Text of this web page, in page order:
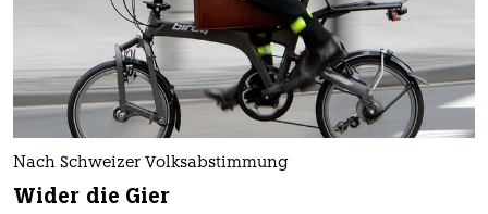
Nach Schweizer Volksabstimmung
Wider die Gier